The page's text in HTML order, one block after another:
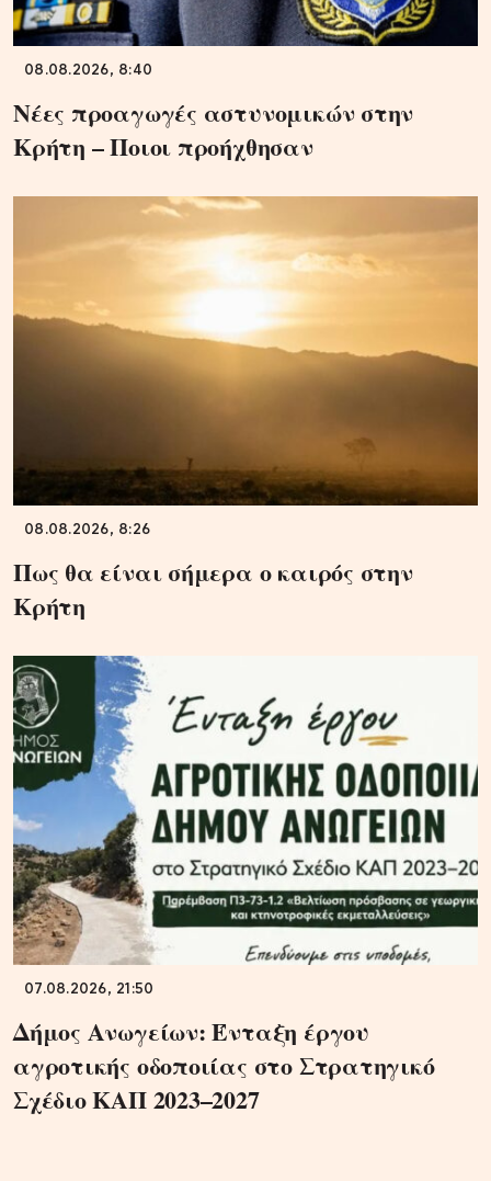
08.08.2026, 8:40
Νέες προαγωγές αστυνομικών στην
Κρήτη – Ποιοι προήχθησαν
08.08.2026, 8:26
Πως θα είναι σήμερα ο καιρός στην
Κρήτη
07.08.2026, 21:50
Δήμος Ανωγείων: Ένταξη έργου
αγροτικής οδοποιίας στο Στρατηγικό
Σχέδιο ΚΑΠ 2023–2027